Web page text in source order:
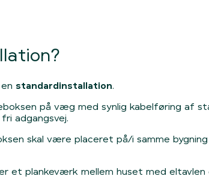
standardinstallation.
på væg med synlig kabelføring
adgangsvej.
skal være placeret på/i samme
et plankeværk mellem huset med